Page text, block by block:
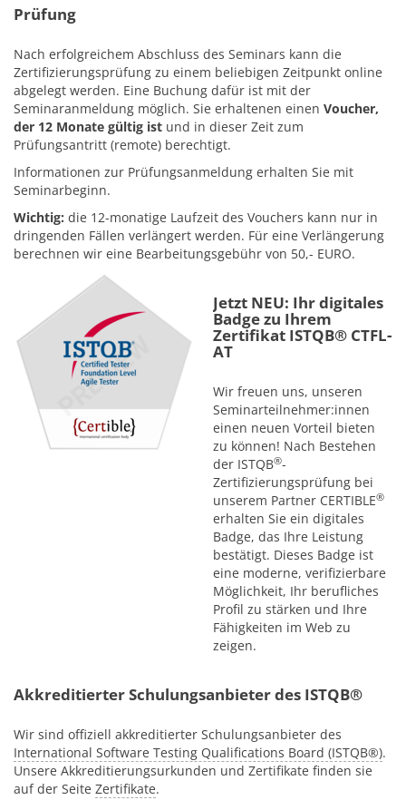
Prüfung
Nach erfolgreichem Abschluss des Seminars kann die
Zertifizierungsprüfung zu einem beliebigen Zeitpunkt online
abgelegt werden. Eine Buchung dafür ist mit der
Seminaranmeldung möglich. Sie erhaltenen einen Voucher,
der 12 Monate gültig ist und in dieser Zeit zum
Prüfungsantritt (remote) berechtigt.
Informationen zur Prüfungsanmeldung erhalten Sie mit
Seminarbeginn.
Wichtig: die 12-monatige Laufzeit des Vouchers kann nur in
dringenden Fällen verlängert werden. Für eine Verlängerung
berechnen wir eine Bearbeitungsgebühr von 50,- EURO.
Jetzt NEU: Ihr digitales
Badge zu Ihrem
Zertifikat ISTQB® CTFL-
AT
Wir freuen uns, unseren
Seminarteilnehmer:innen
einen neuen Vorteil bieten
zu können! Nach Bestehen
der ISTQB®-
Zertifizierungsprüfung bei
unserem Partner CERTIBLE®
erhalten Sie ein digitales
Badge, das Ihre Leistung
bestätigt. Dieses Badge ist
eine moderne, verifizierbare
Möglichkeit, Ihr berufliches
Profil zu stärken und Ihre
Fähigkeiten im Web zu
zeigen.
Akkreditierter Schulungsanbieter des ISTQB®
Wir sind offiziell akkreditierter Schulungsanbieter des
International Software Testing Qualifications Board (ISTQB®).
Unsere Akkreditierungsurkunden und Zertifikate finden sie
auf der Seite Zertifikate.